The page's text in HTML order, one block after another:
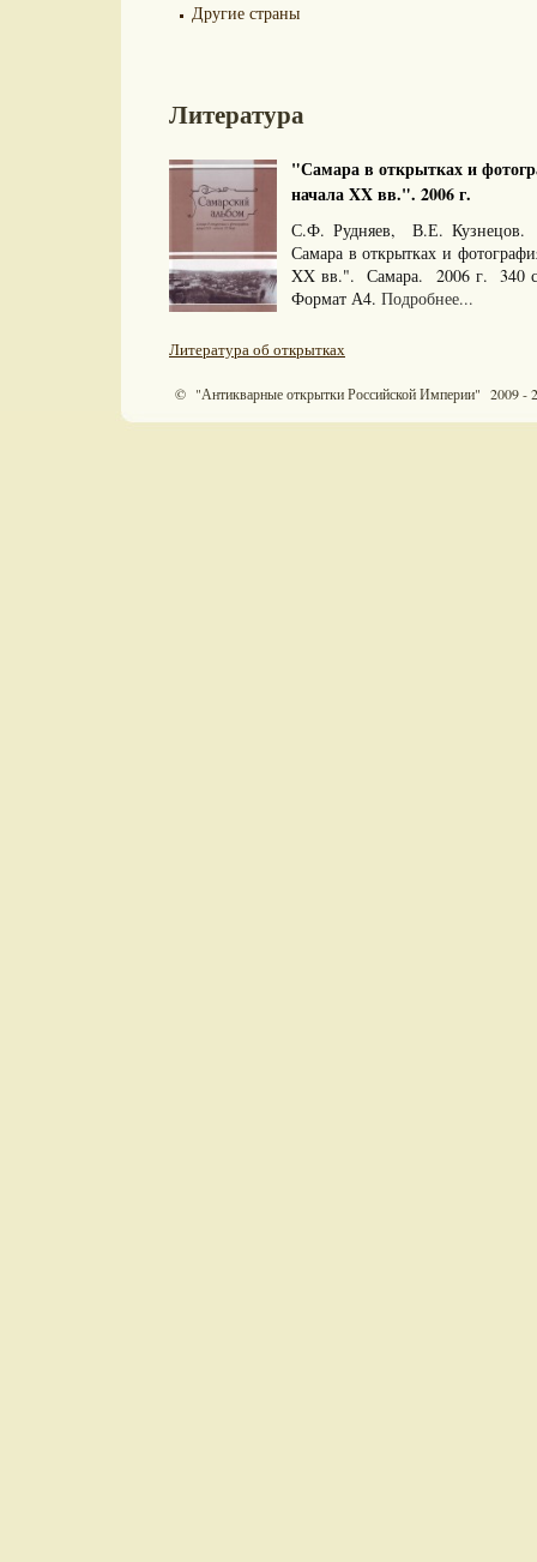
Другие страны
Литература
"Самара в открытках и
начала XX вв.". 2006 г.
С.Ф. Рудняев, В.Е. Кузнецов.
Самара в открытках и
XX вв.". Самара. 2006 г. 340
Формат А4. Подробнее...
Литература об открытках
© "Антикварные открытки Российской Империи" 2009 -